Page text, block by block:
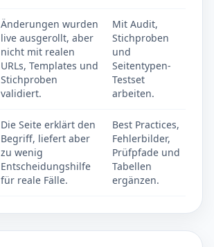
Änderungen wurden
live ausgerollt, aber
nicht mit realen
URLs, Templates und
Stichproben
validiert.
Mit Audit,
Stichproben
und
Seitentypen-
Testset
arbeiten.
Die Seite erklärt den
Begriff, liefert aber
zu wenig
Entscheidungshilfe
für reale Fälle.
Best Practices,
Fehlerbilder,
Prüfpfade und
Tabellen
ergänzen.